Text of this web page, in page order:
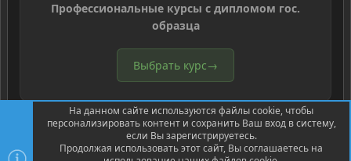
Профессиональные курсы с дипломом гос.
образца
Выбрать курс→
На данном сайте используются файлы cookie, чтобы
персонализировать контент и сохранить Ваш вход в систему,
если Вы зарегистрируетесь.
Продолжая использовать этот сайт, Вы соглашаетесь на